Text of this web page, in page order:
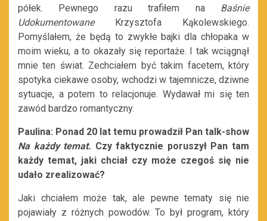
półek. Pewnego razu trafiłem na Baśnie
UdokumentowaneKrzysztofa Kąkolewskiego.
Pomyślałem, że będą to zwykłe bajki dla chłopaka w
moim wieku, a to okazały się reportaże. I tak wciągnął
mnie ten świat. Zechciałem być takim facetem, który
spotyka ciekawe osoby, wchodzi w tajemnicze, dziwne
sytuacje, a potem to relacjonuje. Wydawał mi się ten
zawód bardzo romantyczny.
Paulina: Ponad 20 lat temu prowadził Pan talk-show
Na każdy temat. Czy faktycznie poruszył Pan tam
każdy temat, jaki chciał czy może czegoś się nie
udało zrealizować?
Jaki chciałem może tak, ale pewne tematy się nie
pojawiały z różnych powodów. To był program, który